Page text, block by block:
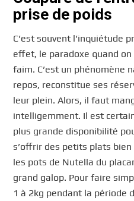
prise de poids
C’est souvent l’inquiétude
effet, le paradoxe quand on
faim. C’est un phénomène
repos, reconstitue ses
leur plein. Alors, il faut
intelligemment. Il est
plus grande disponibilité
s’offrir des petits plats bien
les pots de Nutella du
grand galop. Pour faire
1 à 2kg pendant la période